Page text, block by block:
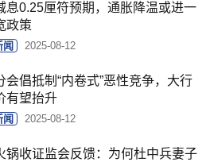
息0.25厘符预期，通胀降温或进一
政策
闻 2025-08-12
会倡抵制“内卷式”恶性竞争，大行
有望抬升
闻 2025-08-12
锅收证监会反馈：为何杜中兵妻子